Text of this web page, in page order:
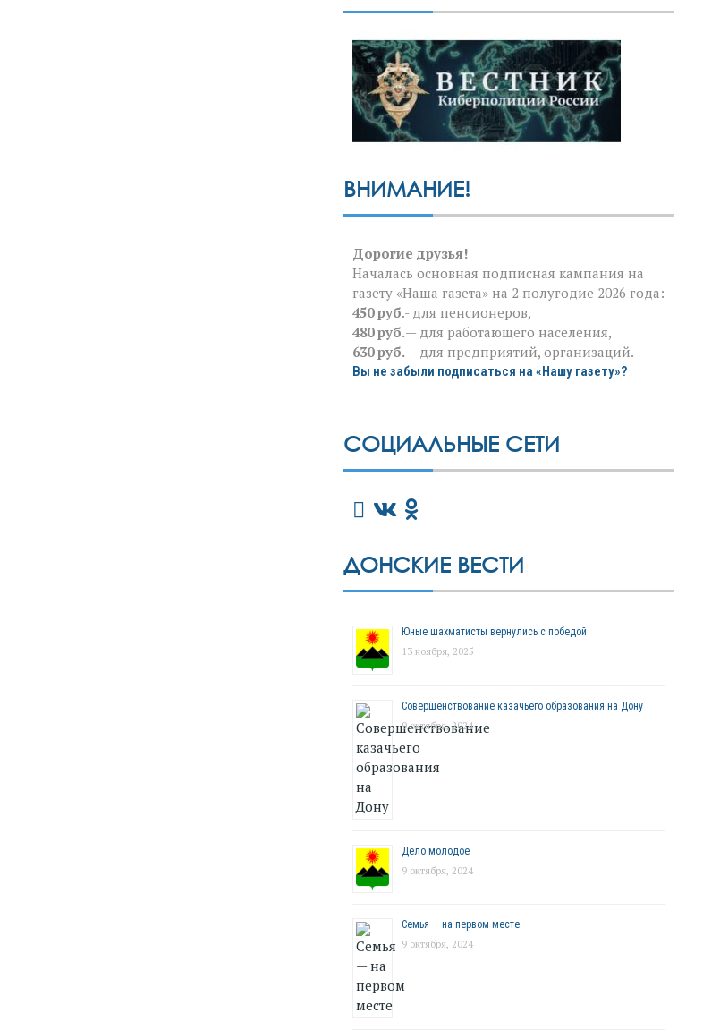
ВНИМАНИЕ!
Дорогие друзья!
Началась основная подписная кампания на
газету «Наша газета» на 2 полугодие 2026 года:
450 руб.- для пенсионеров,
480 руб.— для работающего населения,
630 руб.— для предприятий, организаций.
Вы не забыли подписаться на «Нашу газету»?
СОЦИАЛЬНЫЕ СЕТИ
ДОНСКИЕ ВЕСТИ
Юные шахматисты вернулись с победой
13 ноября, 2025
Совершенствование казачьего образования на Дону
9 октября, 2024
Дело молодое
9 октября, 2024
Семья — на первом месте
9 октября, 2024